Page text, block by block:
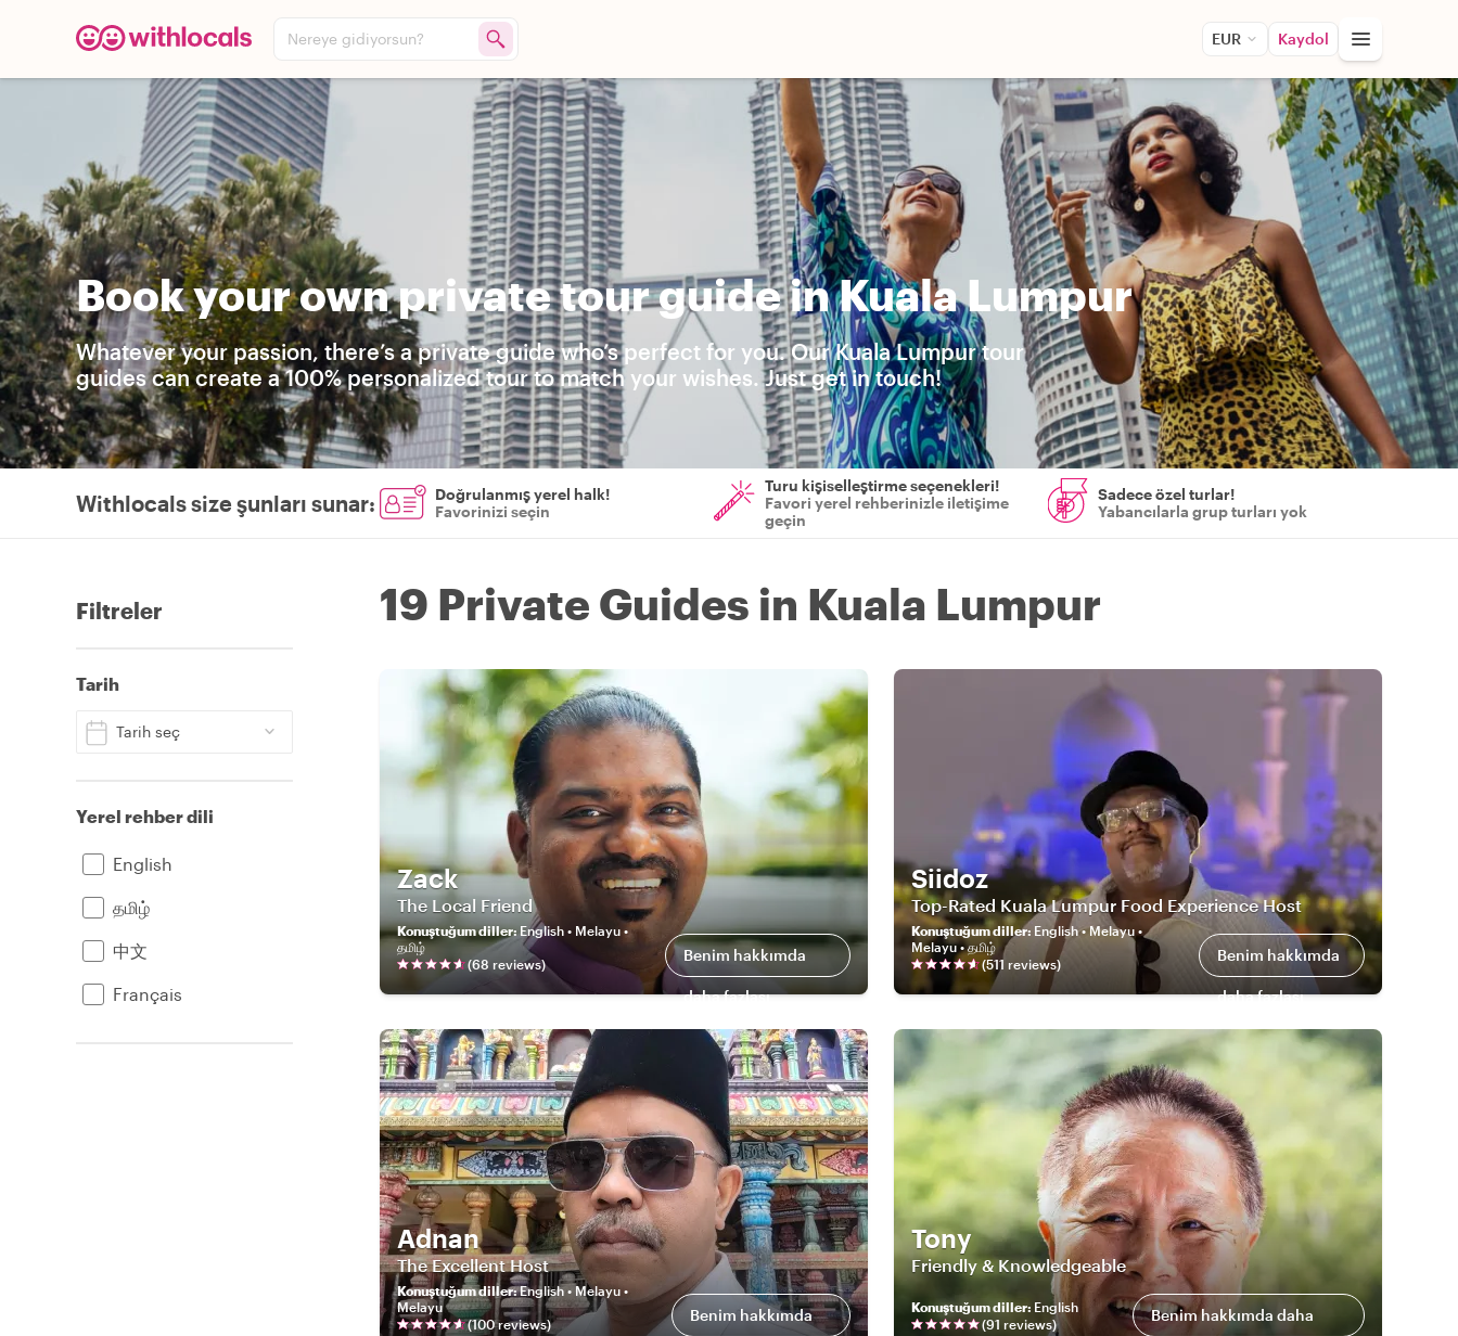
Nereye gidiyorsun? EUR Kaydol
Book your own private tour guide in Kuala Lumpur
Whatever your passion, there’s a private guide who’s perfect for you. Our Kuala Lumpur tour
guides can create a 100% personalized tour to match your wishes. Just get in touch!
Withlocals size şunları sunar:
Doğrulanmış yerel halk!
Favorinizi seçin
Turu kişiselleştirme seçenekleri!
Favori yerel rehberinizle iletişime
geçin
Sadece özel turlar!
Yabancılarla grup turları yok
Filtreler
Tarih
Tarih seç
Yerel rehber dili
English
தமிழ்
中文
Français
19 Private Guides in Kuala Lumpur
Zack
The Local Friend
Konuştuğum diller: English • Melayu •
தமிழ்
(68 reviews) Benim hakkımda
daha fazlası
Siidoz
Top-Rated Kuala Lumpur Food Experience Host
Konuştuğum diller: English • Melayu •
Melayu • தமிழ்
(511 reviews) Benim hakkımda
daha fazlası
Adnan
The Excellent Host
Konuştuğum diller:English • Melayu •
Melayu
(100reviews) Benim hakkımda
Tony
Friendly & Knowledgeable
Konuştuğum diller: English
(91 reviews) Benim hakkımda daha